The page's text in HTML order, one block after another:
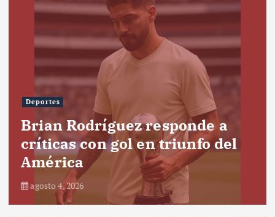
Deportes
Brian Rodríguez responde a
críticas con gol en triunfo del
América
agosto 4, 2026